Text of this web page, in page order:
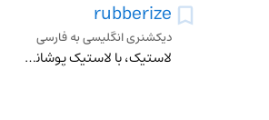
rubberize
دیکشنری انگلیسی به فارسی
لاستیک، با لاستیک پوشاندن